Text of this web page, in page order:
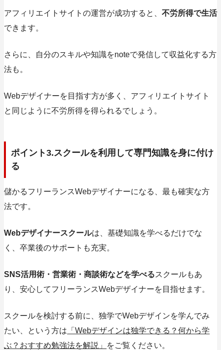
アフィリエイトサイトの運営が成功すると、 不労所得で生活
できます。
さらに、自分のスキルや知識をnoteで発信して収益化する方
法も。
Webデザイナーを目指す方が多く、アフィリエイトサイト
と同じように不労所得を得られるでしょう。
ポイント3.スクールを利用して専門知識を身に付け
る
儲かるフリーランスWebデザイナーになる、 最も確実な方
法です。
Webデザイナースクールは、基礎知識を学べるだけでな
く、卒業後のサポートも充実。
SNS活用術・営業術・商談術などを学べるスクールもあ
り、安心してフリーランスWebデザイナーを目指せます。
スクールを検討する前に、独学でWebデザインを学んでみ
たい、という方は 「Webデザインは独学できる？何から学
ぶ？おすすめ勉強法を解説」
をご覧ください。